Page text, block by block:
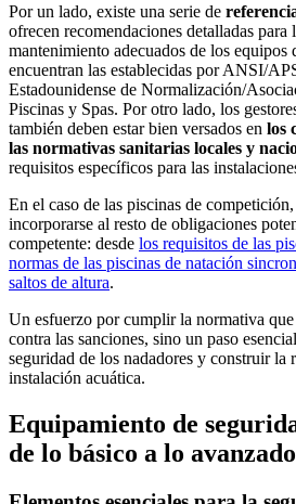
Por un lado, existe una serie de
ofrecen recomendaciones detalladas para
mantenimiento adecuados de los equipos
encuentran las establecidas por ANSI/
Estadounidense de Normalización/
Piscinas y Spas. Por otro lado, los
también deben estar bien versados en los
las normativas sanitarias locales y
requisitos específicos para las
En el caso de las piscinas de
incorporarse al resto de obligaciones
competente: desde los requisitos de las
normas de las piscinas de natación
saltos de altura.
Un esfuerzo por cumplir la normativa
contra las sanciones, sino un paso
seguridad de los nadadores y construir la
instalación acuática.
Equipamiento de
de lo básico a lo avanzado